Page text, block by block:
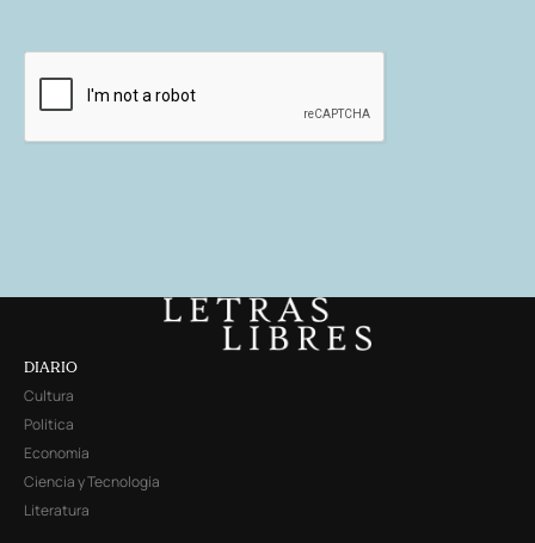
DIARIO
Cultura
Política
Economía
Ciencia y Tecnología
Literatura